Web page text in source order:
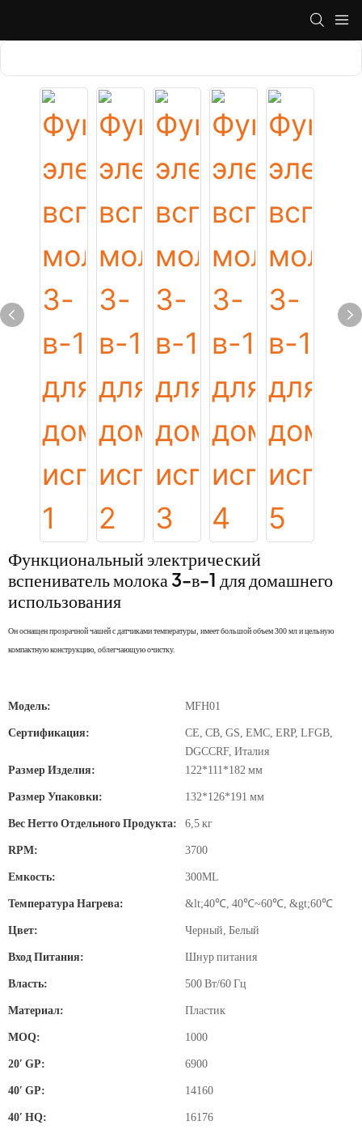
Функциональный электрический
вспениватель молока 3-в-1 для домашнего
использования
Он оснащен прозрачной чашей с датчиками температуры, имеет большой объем 300 мл и цельную
компактную конструкцию, облегчающую очистку.
Модель: MFH01
Сертификация:
CE, CB, GS, EMC, ERP, LFGB,
DGCCRF, Италия
Размер Изделия:
122*111*182 мм
Размер Упаковки: 132*126*191 мм
Вес Нетто Отдельного Продукта: 6,5 кг
RPM: 3700
Емкость: 300ML
Температура Нагрева: &lt;40℃, 40℃~60℃, &gt;60℃
Цвет: Черный, Белый
Вход Питания: Шнур питания
Власть: 500 Вт/60 Гц
Материал: Пластик
MOQ: 1000
20′ GP: 6900
40′ GP: 14160
40′ HQ: 16176